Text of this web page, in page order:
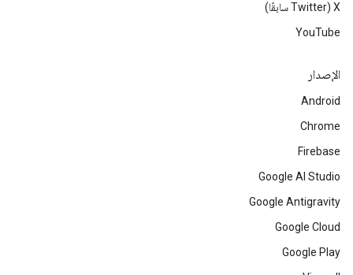
‫X ‏(Twitter سابقًا)
YouTube
الإصدار
Android
Chrome
Firebase
Google AI Studio
Google Antigravity
Google Cloud
Google Play